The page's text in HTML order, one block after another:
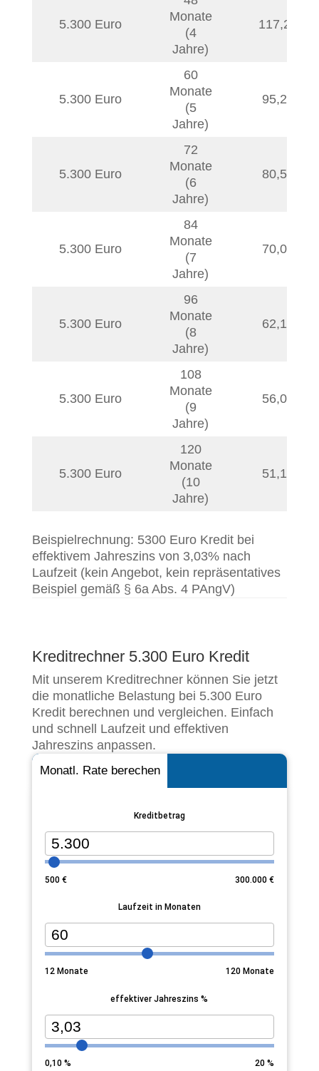
5.300 Euro
Monate
(4
Jahre)
117,29
5.300 Euro
60
Monate
(5
Jahre)
95,21
5.300 Euro
72
Monate
(6
Jahre)
80,50
5.300 Euro
84
Monate
(7
Jahre)
70,00
5.300 Euro
96
Monate
(8
Jahre)
62,14
5.300 Euro
108
Monate
(9
Jahre)
56,03
5.300 Euro
120
Monate
(10
Jahre)
51,15
Beispielrechnung: 5300 Euro Kredit bei
effektivem Jahreszins von 3,03% nach
Laufzeit (kein Angebot, kein repräsentatives
Beispiel gemäß § 6a Abs. 4 PAngV)
Kreditrechner 5.300 Euro Kredit
Mit unserem Kreditrechner können Sie jetzt
die monatliche Belastung bei 5.300 Euro
Kredit berechnen und vergleichen. Einfach
und schnell Laufzeit und effektiven
Jahreszins anpassen.
Monatl. Rate berechen
Kreditbetrag
500€ 300.000 €
Laufzeit in Monaten
12Monate 120 Monate
effektiver Jahreszins %
0,10% 20 %